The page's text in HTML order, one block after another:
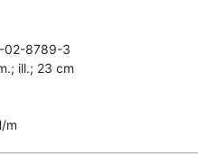
02-8789-3
ill.; 23 cm
m